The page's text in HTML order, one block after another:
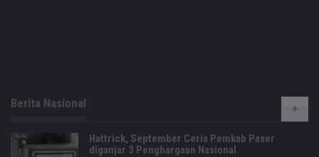
Berita Nasional
Hattrick, September Ceria Pemkab Paser
diganjar 3 Penghargaan Nasional